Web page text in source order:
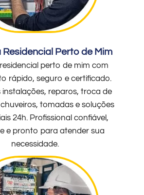
Residencial Perto de Mim
perto de mim com
rápido, seguro e certificado.
instalações, reparos, troca de
tomadas e soluções
24h. Profissional confiável,
e pronto para atender sua
necessidade.